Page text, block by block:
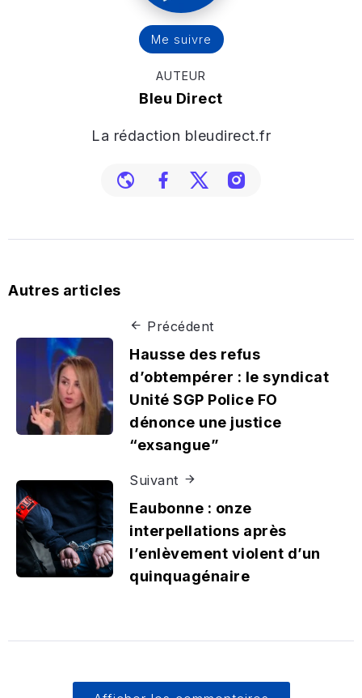
Me suivre
AUTEUR
Bleu Direct
La rédaction bleudirect.fr
Autres articles
Précédent
Hausse des refus
d’obtempérer : le syndicat
Unité SGP Police FO
dénonce une justice
“exsangue”
Suivant
Eaubonne : onze
interpellations après
l’enlèvement violent d’un
quinquagénaire